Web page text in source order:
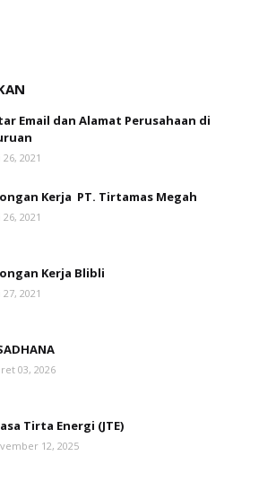
Email dan Alamat Perusahaan di
26, 2021
Kerja PT. Tirtamas Megah
26, 2021
Kerja Blibli
27, 2021
03, 2026
Tirta Energi (JTE)
12, 2025